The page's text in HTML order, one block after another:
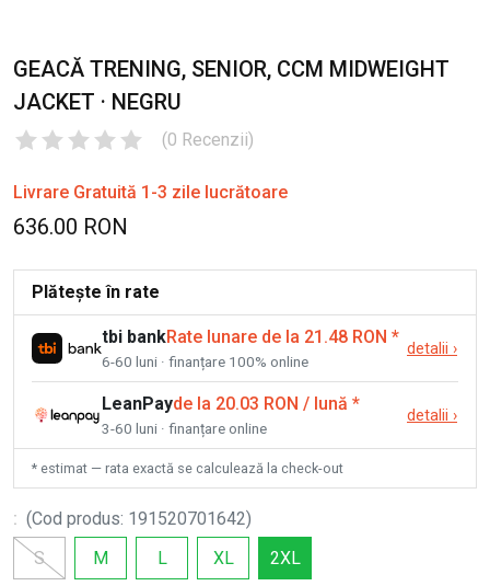
GEACĂ TRENING, SENIOR, CCM MIDWEIGHT
JACKET · NEGRU
(0 Recenzii)
Livrare Gratuită 1-3 zile lucrătoare
636.00 RON
Plătește în rate
tbi bankRate lunare de la 21.48 RON *
6-60 luni · finanțare 100% online
detalii ›
LeanPayde la 20.03 RON / lună *
3-60 luni · finanțare online
detalii ›
* estimat — rata exactă se calculează la check-out
: (Cod produs: 191520701642)
S
M L XL 2XL